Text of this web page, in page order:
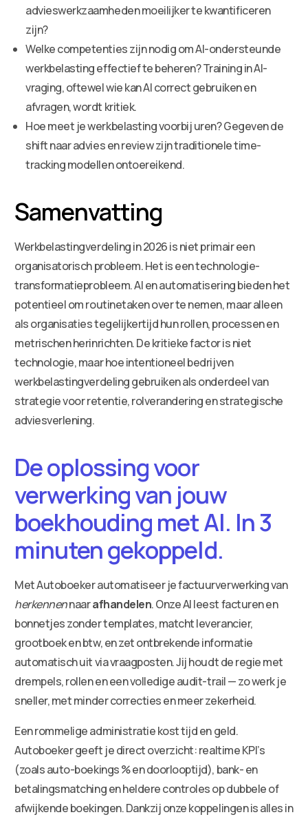
advieswerkzaamheden moeilijker te kwantificeren
zijn?
Welke competenties zijn nodig om AI-ondersteunde
werkbelasting effectief te beheren? Training in AI-
vraging, oftewel wie kan AI correct gebruiken en
afvragen, wordt kritiek.
Hoe meet je werkbelasting voorbij uren? Gegeven de
shift naar advies en review zijn traditionele time-
tracking modellen ontoereikend.
Samenvatting
Werkbelastingverdeling in 2026 is niet primair een
organisatorisch probleem. Het is een technologie-
transformatieprobleem. AI en automatisering bieden het
potentieel om routinetaken over te nemen, maar alleen
als organisaties tegelijkertijd hun rollen, processen en
metrischen herinrichten. De kritieke factor is niet
technologie, maar hoe intentioneel bedrijven
werkbelastingverdeling gebruiken als onderdeel van
strategie voor retentie, rolverandering en strategische
adviesverlening.
De oplossing voor
verwerking van jouw
boekhouding met AI. In 3
minuten gekoppeld.
Met Autoboeker automatiseer je factuurverwerking van
herkennennaarafhandelen. Onze AI leest facturen en
bonnetjes zonder templates, matcht leverancier,
grootboek en btw, en zet ontbrekende informatie
automatisch uit via vraagposten. Jij houdt de regie met
drempels, rollen en een volledige audit-trail — zo werk je
sneller, met minder correcties en meer zekerheid.
Een rommelige administratie kost tijd en geld.
Autoboeker geeft je direct overzicht: realtime KPI’s
(zoals auto-boekings % en doorlooptijd), bank- en
betalingsmatching en heldere controles op dubbele of
afwijkende boekingen. Dankzij onze koppelingen is alles in